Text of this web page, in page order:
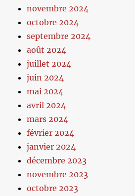
novembre 2024
octobre 2024
septembre 2024
août 2024
juillet 2024
juin 2024
mai 2024
avril 2024
mars 2024
février 2024
janvier 2024
décembre 2023
novembre 2023
octobre 2023